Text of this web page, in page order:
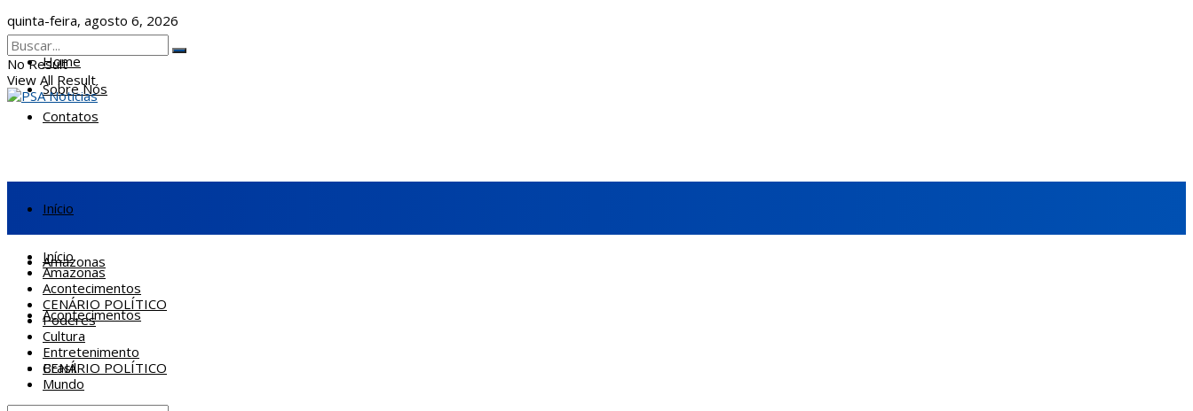
quinta-feira, agosto 6, 2026
Home
Sobre Nós
Contatos
No Result
View All Result
Início
Amazonas
Acontecimentos
CENÁRIO POLÍTICO
Início
Amazonas
Acontecimentos
CENÁRIO POLÍTICO
Poderes
Cultura
Entretenimento
Brasil
Mundo